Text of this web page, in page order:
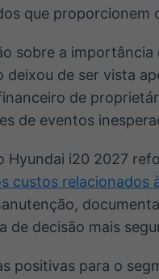
que proporcionem
sobre a importância
deixou de ser vista
de
de eventos
Hyundai i20 2027
custos relacionados
de decisão mais
positivas para o